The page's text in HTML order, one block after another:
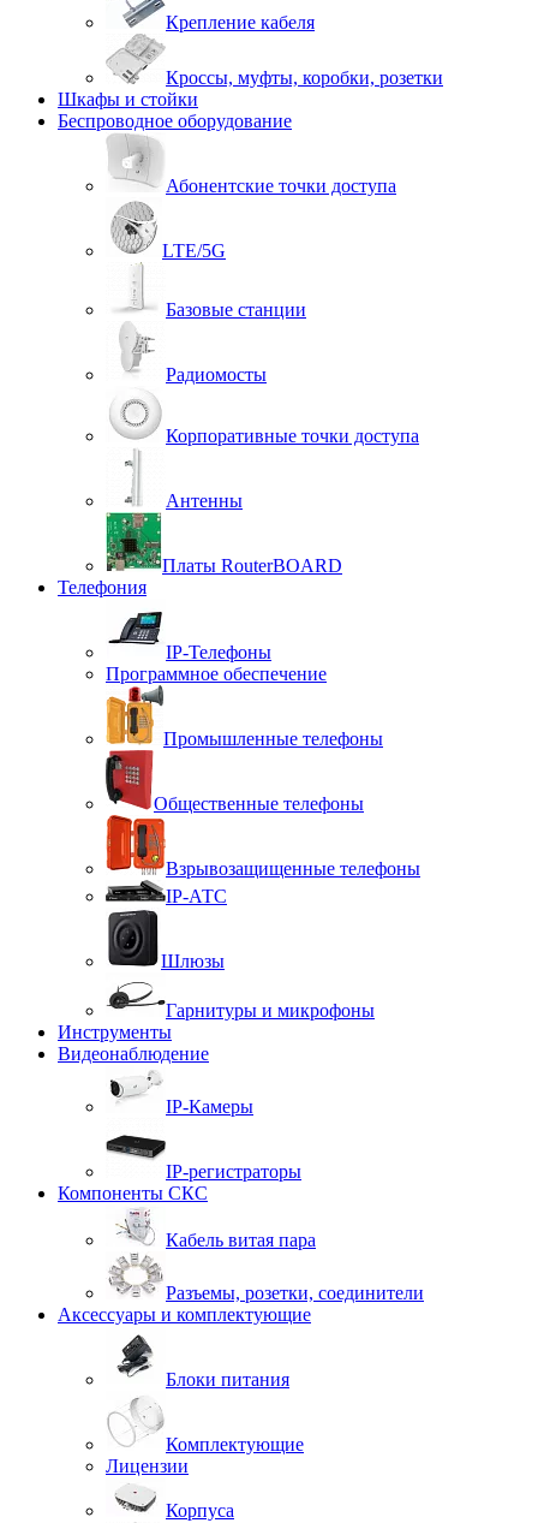
Крепление кабеля
Кроссы, муфты, коробки, розетки
Шкафы и стойки
Беспроводное оборудование
Абонентские точки доступа
LTE/5G
Базовые станции
Радиомосты
Корпоративные точки доступа
Антенны
Платы RouterBOARD
Телефония
IP-Телефоны
Программное обеспечение
Промышленные телефоны
Общественные телефоны
Взрывозащищенные телефоны
IP-АТС
Шлюзы
Гарнитуры и микрофоны
Инструменты
Видеонаблюдение
IP-Камеры
IP-регистраторы
Компоненты СКС
Кабель витая пара
Разъемы, розетки, соединители
Аксессуары и комплектующие
Блоки питания
Комплектующие
Лицензии
Корпуса